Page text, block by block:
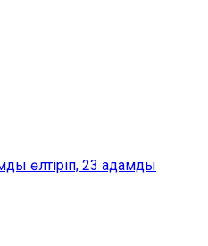
өлтіріп, 23 адамды